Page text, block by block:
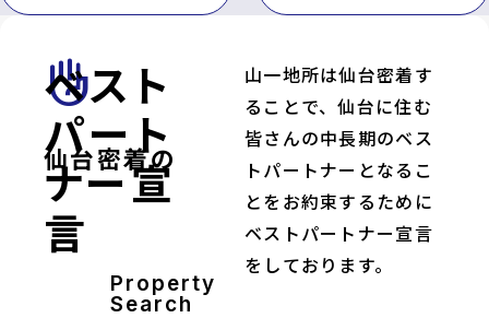
front_hand
仙台密着の
ベスト
パート
ナー宣
言
Property
Search
山一地所は仙台密着す
ることで、仙台に住む
皆さんの中長期のベス
トパートナーとなるこ
とをお約束するために
ベストパートナー宣言
をしております。